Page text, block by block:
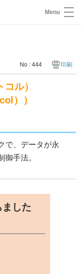
Menu
No : 444 印刷
ル）
））
で、データが永
御手法。
した